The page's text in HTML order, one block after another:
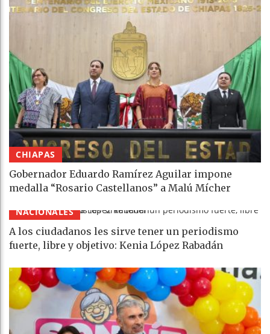
CHIAPAS
Gobernador Eduardo Ramírez Aguilar impone
medalla “Rosario Castellanos” a Malú Mícher
NACIONALES
A los ciudadanos les sirve tener un periodismo
fuerte, libre y objetivo: Kenia López Rabadán